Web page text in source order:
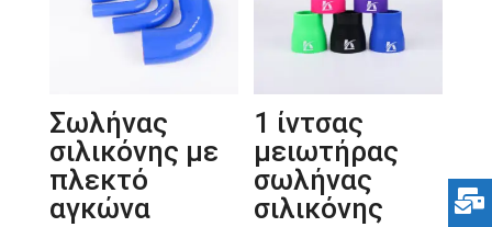
Σωλήνας
σιλικόνης με
πλεκτό
αγκώνα
1 ίντσας
μειωτήρας
σωλήνας
σιλικόνης